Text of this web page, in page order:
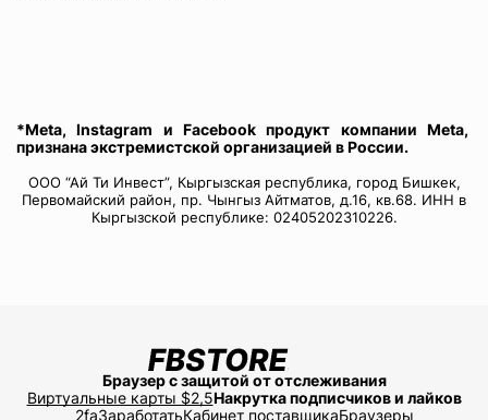
*Meta, Instagram и Facebook продукт компании Meta,
признана экстремистской организацией в России.
ООО “Ай Ти Инвест”, Кыргызская республика, город Бишкек,
Первомайский район, пр. Чынгыз Айтматов, д.16, кв.68. ИНН в
Кыргызской республике: 02405202310226.
Браузер с защитой от отслеживания
Виртуальные карты $2,5Накрутка подписчиков и лайков
2faЗаработатьКабинет поставщикаБраузеры